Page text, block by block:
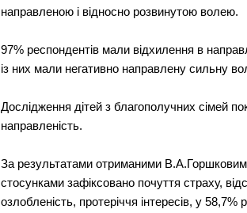
направленою і відносно розвинутою волею.
97% респондентів мали відхилення в
із них мали негативно направлену сильну
Дослідження дітей з благополучних сімей
направленість.
За результатами отриманими В.А.Горшковим
стосунками зафіксовано почуття страху,
озлобленість, протеріччя інтересів, у